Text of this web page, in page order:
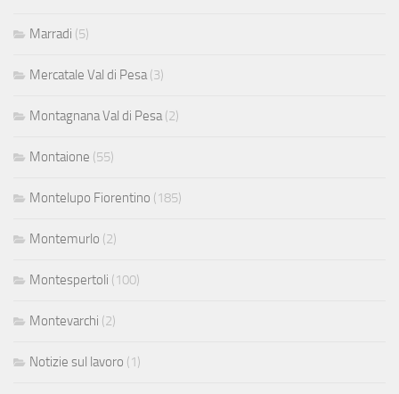
Marradi (5)
Mercatale Val di Pesa(3)
Montagnana Val di Pesa(2)
Montaione (55)
Montelupo Fiorentino (185)
Montemurlo (2)
Montespertoli (100)
Montevarchi (2)
Notizie sul lavoro (1)